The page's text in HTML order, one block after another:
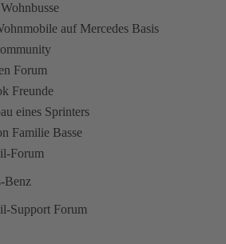
auf Mercedes Basis
Forum
Freunde
eines Sprinters
Familie Basse
Forum
Benz
Support Forum